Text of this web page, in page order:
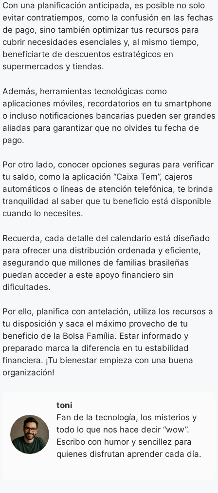
Con una planificación anticipada, es posible no solo
evitar contratiempos, como la confusión en las fechas
de pago, sino también optimizar tus recursos para
cubrir necesidades esenciales y, al mismo tiempo,
beneficiarte de descuentos estratégicos en
supermercados y tiendas.
Además, herramientas tecnológicas como
aplicaciones móviles, recordatorios en tu smartphone
o incluso notificaciones bancarias pueden ser grandes
aliadas para garantizar que no olvides tu fecha de
pago.
Por otro lado, conocer opciones seguras para verificar
tu saldo, como la aplicación “Caixa Tem”, cajeros
automáticos o líneas de atención telefónica, te brinda
tranquilidad al saber que tu beneficio está disponible
cuando lo necesites.
Recuerda, cada detalle del calendario está diseñado
para ofrecer una distribución ordenada y eficiente,
asegurando que millones de familias brasileñas
puedan acceder a este apoyo financiero sin
dificultades.
Por ello, planifica con antelación, utiliza los recursos a
tu disposición y saca el máximo provecho de tu
beneficio de la Bolsa Família. Estar informado y
preparado marca la diferencia en tu estabilidad
financiera. ¡Tu bienestar empieza con una buena
organización!
toni
Fan de la tecnología, los misterios y
todo lo que nos hace decir “wow”.
Escribo con humor y sencillez para
quienes disfrutan aprender cada día.